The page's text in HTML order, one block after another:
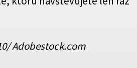
Adobestock.com